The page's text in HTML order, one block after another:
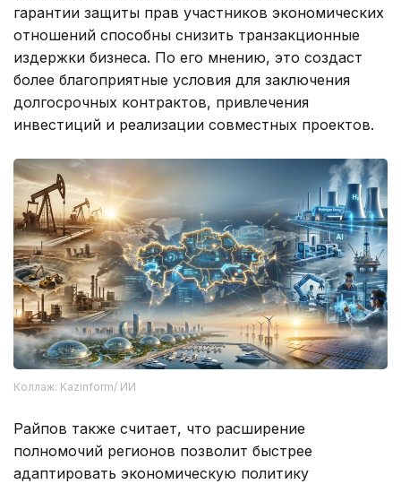
гарантии защиты прав участников экономических
отношений способны снизить транзакционные
издержки бизнеса. По его мнению, это создаст
более благоприятные условия для заключения
долгосрочных контрактов, привлечения
инвестиций и реализации совместных проектов.
Коллаж: Kazinform/ ИИ
Райпов также считает, что расширение
полномочий регионов позволит быстрее
адаптировать экономическую политику